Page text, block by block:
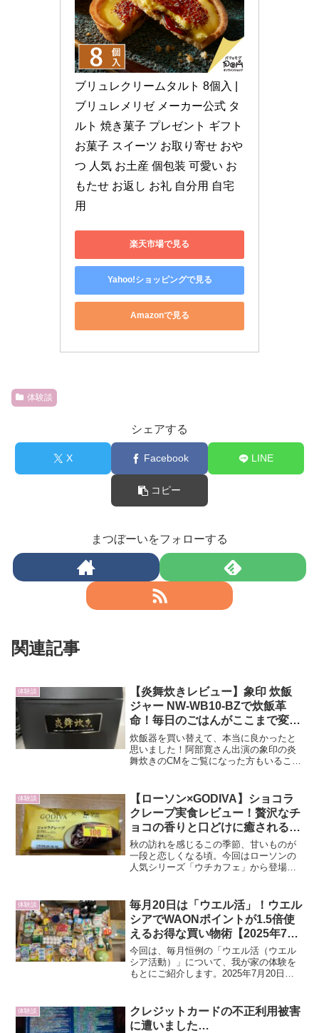
ブリュレクリームタルト 8個入 |
ブリュレメリゼ メーカー公式 タ
ルト 焼き菓子 プレゼント ギフト
お菓子 スイーツ お取り寄せ おや
つ 人気 お土産 個包装 可愛い お
もたせ お返し お礼 自分用 自宅
用
楽天市場で見る
Yahoo!ショッピングで見る
Amazonで見る
体験談
シェアする
X Facebook LINE
コピー
まつぼーいをフォローする
関連記事
体験談
【炎舞炊きレビュー】象印 炊飯
ジャー NW-WB10-BZで炊飯革
命！毎日のごはんがここまで変わ
るとは…
炊飯器を買い替えて、本当に良かったと
思いました！阿部寛さん出演の象印の炎
舞炊きのCMをご覧になった方もいること
WB10-BZ（スレートブラック）】を購入
してか...
体験談
【ローソン×GODIVA】ショコラ
クレープ実食レビュー！贅沢なチ
ョコの香りと口どけに癒される至
福のひととき
秋の訪れを感じるこの季節、甘いものが
一段と恋しくなる頃。今回はローソンの
人気シリーズ「ウチカフェ」から登場し
入・実食してみました。購入のきっかけ
と価格コンビニのスイ...
体験談
毎月20日は「ウエル活」！ウエル
シアでWAONポイントが1.5倍使
えるお得な買い物術【2025年7月
体験レポート】
今回は、毎月恒例の「ウエル活（ウエル
シア活動）」について、我が家の体験を
もとにご紹介します。2025年7月20日
賑わっていたであろうこの日、我が家で
は「ウエルシアグループ...
体験談
クレジットカードの不正利用被害
に遭いました…